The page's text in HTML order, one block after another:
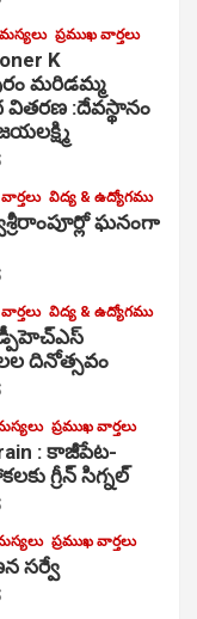
ప్రముఖ వార్తలు
K
మరిడమ్మ
వితరణ :దేవస్థానం
విద్య & ఉద్యోగము
ఘనంగా
విద్య & ఉద్యోగము
దినోత్సవం
ప్రముఖ వార్తలు
: కాజీపేట-
గ్రీన్ సిగ్నల్
ప్రముఖ వార్తలు
సర్వే